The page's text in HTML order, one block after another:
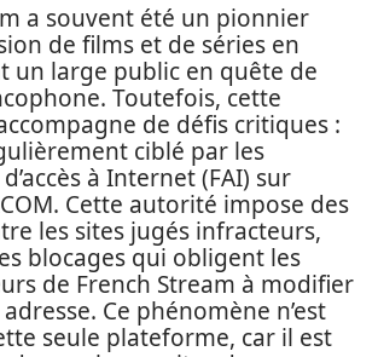
a souvent été un pionnier
de films et de séries en
un large public en quête de
Toutefois, cette
de défis critiques :
ciblé par les
à Internet (FAI) sur
Cette autorité impose des
les sites jugés infracteurs,
blocages qui obligent les
de French Stream à modifier
Ce phénomène n’est
seule plateforme, car il est